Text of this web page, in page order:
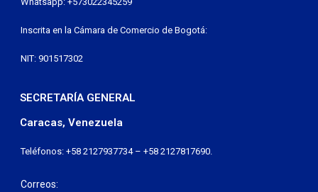
Inscrita en la Cámara de Comercio de Bogotá:
NIT: 901517302
SECRETARÍA GENERAL
Caracas, Venezuela
Teléfonos: +58 2127937734 – +58 2127817690.
Correos: